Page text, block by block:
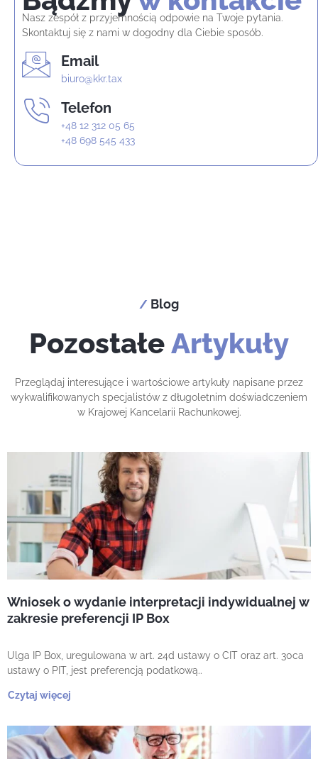
Nasz zespół z przyjemnością odpowie na Twoje pytania.
Skontaktuj się z nami w dogodny dla Ciebie sposób.
Email
biuro@kkr.tax
Telefon
+48 12 312 05 65
+48 698 545 433
/ Blog
PozostałeArtykuły
Przeglądaj interesujące i wartościowe artykuły napisane przez
wykwalifikowanych specjalistów z długoletnim doświadczeniem
w Krajowej Kancelarii Rachunkowej.
Wniosek o wydanie interpretacji indywidualnej w
zakresie preferencji IP Box
Ulga IP Box, uregulowana w art. 24d ustawy o CIT oraz art. 30ca
ustawy o PIT, jest preferencją podatkową..
Czytaj więcej